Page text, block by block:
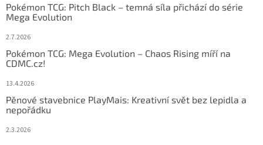
Pokémon TCG: Pitch Black – temná síla přichází do série
Mega Evolution
2.7.2026
Pokémon TCG: Mega Evolution – Chaos Rising míří na
CDMC.cz!
13.4.2026
Pěnové stavebnice PlayMais: Kreativní svět bez lepidla a
nepořádku
2.3.2026